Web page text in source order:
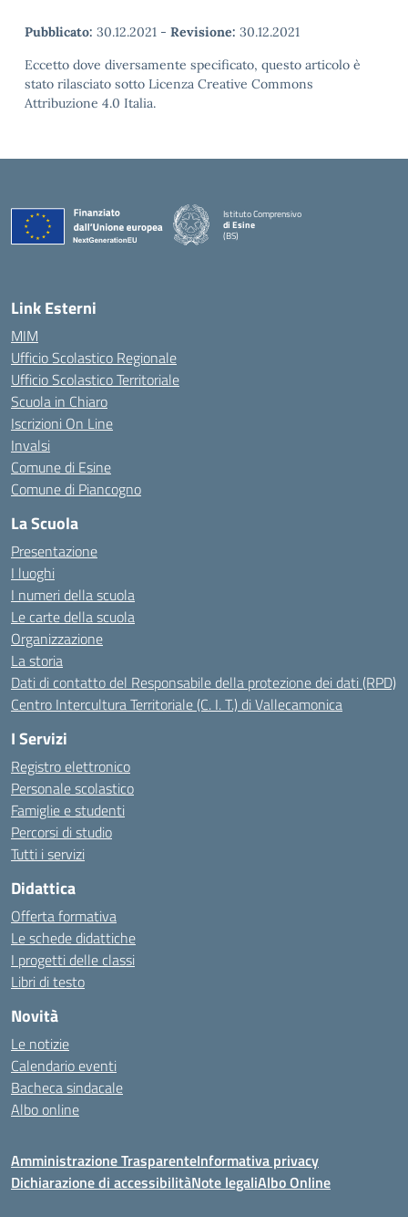
Pubblicato: 30.12.2021 - Revisione: 30.12.2021
Eccetto dove diversamente specificato, questo articolo è
stato rilasciato sotto Licenza Creative Commons
Attribuzione 4.0 Italia.
Istituto Comprensivo
di Esine
(BS)
Link Esterni
MIM
Ufficio Scolastico Regionale
Ufficio Scolastico Territoriale
Scuola in Chiaro
Iscrizioni On Line
Invalsi
Comune di Esine
Comune di Piancogno
La Scuola
Presentazione
I luoghi
I numeri della scuola
Le carte della scuola
Organizzazione
La storia
Dati di contatto del Responsabile della protezione dei dati (RPD)
Centro Intercultura Territoriale (C. I. T.) di Vallecamonica
I Servizi
Registro elettronico
Personale scolastico
Famiglie e studenti
Percorsi di studio
Tutti i servizi
Didattica
Offerta formativa
Le schede didattiche
I progetti delle classi
Libri di testo
Novità
Le notizie
Calendario eventi
Bacheca sindacale
Albo online
Amministrazione TrasparenteInformativa privacy
Dichiarazione di accessibilitàNote legaliAlbo Online